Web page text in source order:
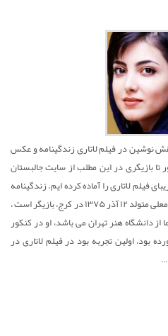
نوشین در فیلم لاتاری زندگینامه و عکس
تا بازیگری در این مطلب از سایت جالبستان
فیلم لاتاری را آماده کرده ایم. زندگینامه
و عکس زیبا کرمعلی بازیگر لاتاری زیبا کرمعلی متولد ۱۲ آذر ۱۳۷۵ در کرج، بازیگر است ،
دانشگاه هنر تهران می باشد، او در کنکور
و ۲ منطقه را آورده بود، اولین تجربه بود در فیلم لاتاری در